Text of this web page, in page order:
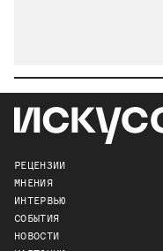
РЕЦЕНЗИИ
МНЕНИЯ
ИНТЕРВЬЮ
СОБЫТИЯ
НОВОСТИ